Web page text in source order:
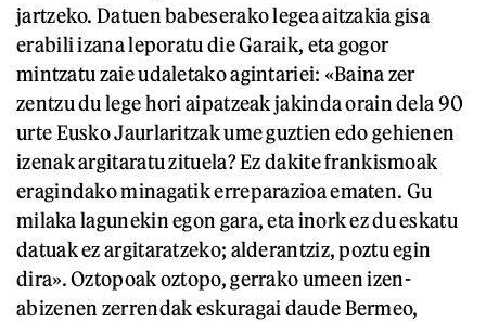
jartzeko. Datuen babeserako legea aitzakia gisa
erabili izana leporatu die Garaik, eta gogor
mintzatu zaie udaletako agintariei: «Baina zer
zentzu du lege hori aipatzeak jakinda orain dela 90
urte Eusko Jaurlaritzak ume guztien edo gehienen
izenak argitaratu zituela? Ez dakite frankismoak
eragindako minagatik erreparazioa ematen. Gu
milaka lagunekin egon gara, eta inork ez du eskatu
datuak ez argitaratzeko; alderantziz, poztu egin
dira». Oztopoak oztopo, gerrako umeen izen-
abizenen zerrendak eskuragai daude Bermeo,